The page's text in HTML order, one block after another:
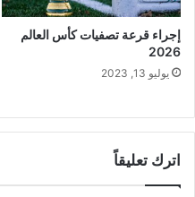
إجراء قرعة تصفيات كأس العالم
2026
يوليو 13, 2023
اترك تعليقاً